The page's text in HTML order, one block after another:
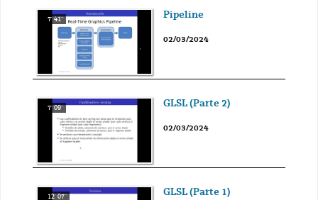
7' 41'' Pipeline
02/03/2024
7' 09'' GLSL (Parte 2)
02/03/2024
12' 07'' GLSL (Parte 1)